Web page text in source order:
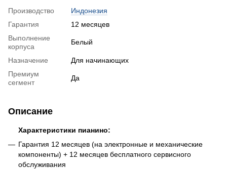
Производство
Индонезия
Гарантия
12 месяцев
Выполнение
корпуса
Белый
Назначение
Для начинающих
Премиум
сегмент
Да
Описание
Характеристики пианино:
Гарантия 12 месяцев (на электронные и механические
компоненты) + 12 месяцев бесплатного сервисного
обслуживания